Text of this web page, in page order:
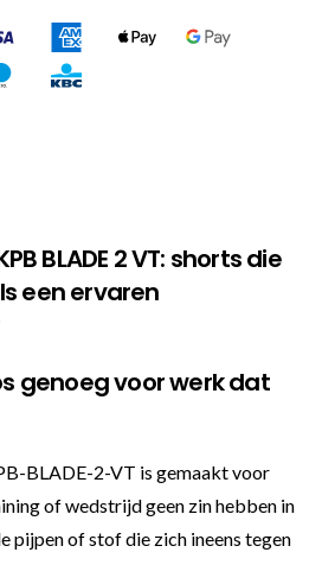
BLADE 2 VT: shorts die
een ervaren
genoeg voor werk dat
BLADE-2-VT is gemaakt voor
of wedstrijd geen zin hebben in
pijpen of stof die zich ineens tegen